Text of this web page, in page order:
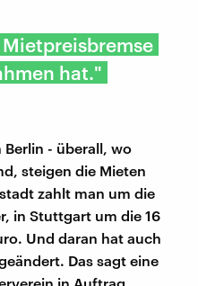
hat."
- überall, wo
steigen die Mieten
zahlt man um die
in Stuttgart um die 16
Und daran hat auch
Das sagt eine